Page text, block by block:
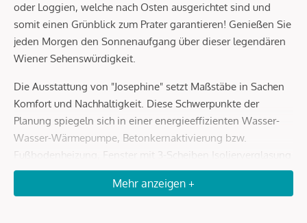
oder Loggien, welche nach Osten ausgerichtet sind und
somit einen Grünblick zum Prater garantieren! Genießen Sie
jeden Morgen den Sonnenaufgang über dieser legendären
Wiener Sehenswürdigkeit.
Die Ausstattung von "Josephine" setzt Maßstäbe in Sachen
Komfort und Nachhaltigkeit. Diese Schwerpunkte der
Planung spiegeln sich in einer energieeffizienten Wasser-
Wasser-Wärmepumpe, Betonkernaktivierung bzw.
Fußbodenheizung, Fenster mit 3-Scheiben Isolierverglasung
und elektrischem Sonnenschutz eindeutig wider. In den
Wohnungen schaffen edle Eichen-Parkettböden,
Mehr anzeigen +